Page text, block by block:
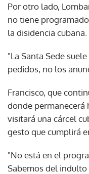
Por otro lado,
no tiene
la disidencia cubana.
"La Santa Sede
pedidos, no los
Francisco, que
donde permanecerá
visitará una cárcel
gesto que cumplirá
"No está en el
Sabemos del indulto